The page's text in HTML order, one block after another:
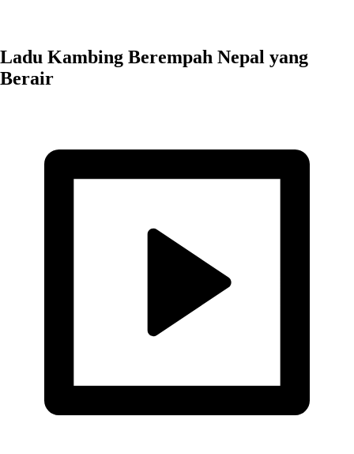
Ladu Kambing Berempah Nepal yang
Berair